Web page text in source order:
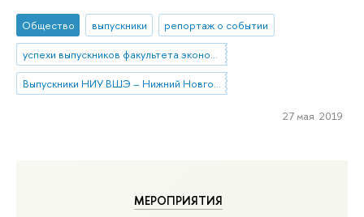
МЕРОПРИЯТИЯ
Общество выпускники
репортаж о событии
успехи выпускников факультета экономики
Выпускники НИУ ВШЭ – Нижний Новгород
27 мая 2019